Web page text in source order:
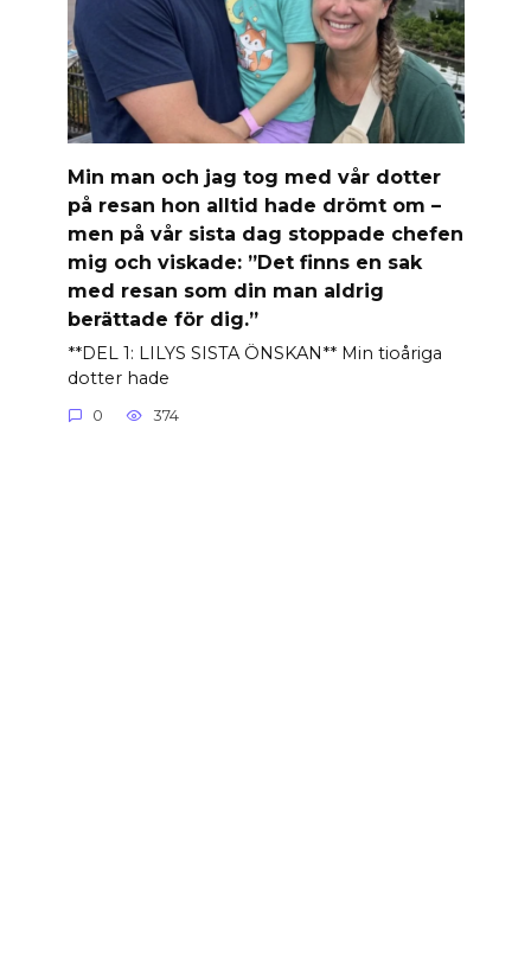
Min man och jag tog med vår dotter
på resan hon alltid hade drömt om –
men på vår sista dag stoppade chefen
mig och viskade: ”Det finns en sak
med resan som din man aldrig
berättade för dig.”
**DEL 1: LILYS SISTA ÖNSKAN** Min tioåriga
dotter hade
0 374